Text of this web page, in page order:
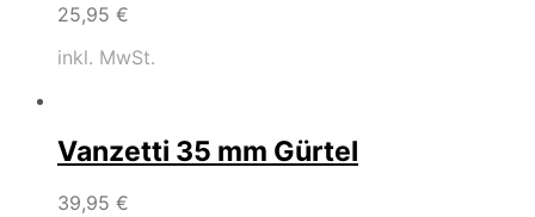
25,95 €
inkl. MwSt.
Vanzetti 35 mm Gürtel
39,95 €